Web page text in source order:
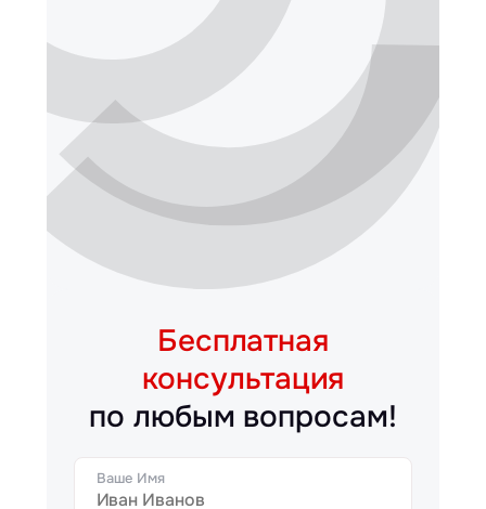
Бесплатная
консультация
по любым вопросам!
Ваше Имя